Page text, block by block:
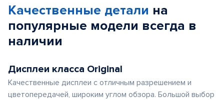
Качественные детали на
популярные модели всегда в
наличии
Дисплеи класса Original
Качественные дисплеи с отличным разрешением и
цветопередачей, широким углом обзора. Большой выбор